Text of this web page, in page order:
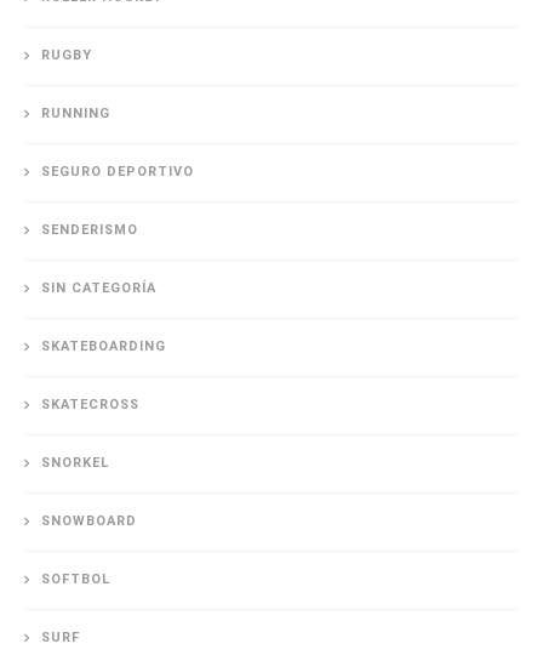
RUGBY
RUNNING
SEGURO DEPORTIVO
SENDERISMO
SIN CATEGORÍA
SKATEBOARDING
SKATECROSS
SNORKEL
SNOWBOARD
SOFTBOL
SURF